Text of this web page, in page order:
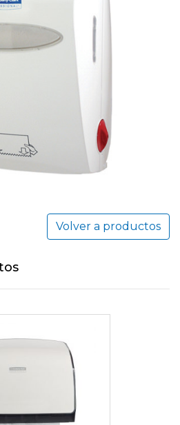
Volver a productos